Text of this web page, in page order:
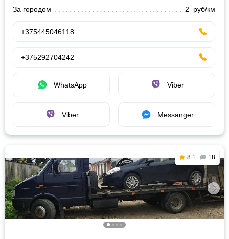
За городом
2 руб/км
+375445046118
+375292704242
WhatsApp Viber
Viber Messanger
8.1 18